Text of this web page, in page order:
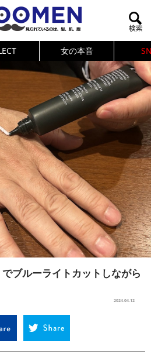
女の本音
ブルーライトカットしながら
2024.04.12